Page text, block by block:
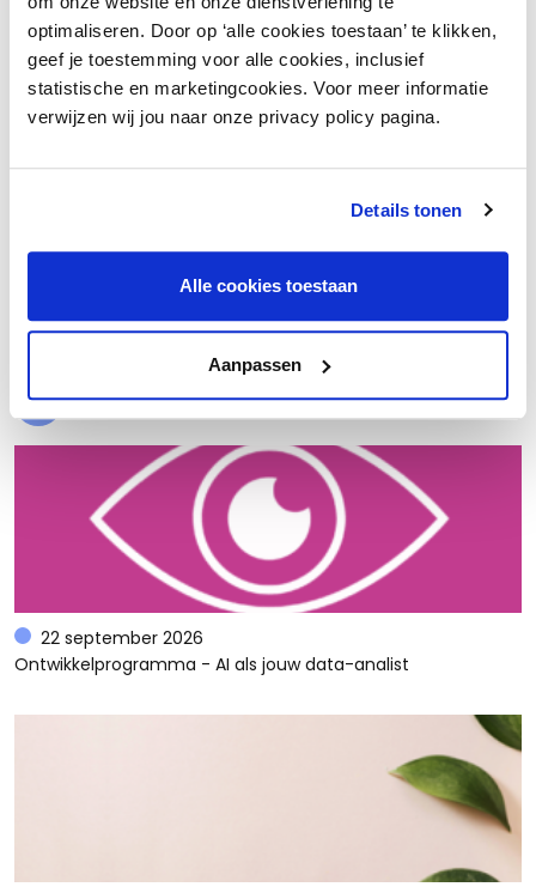
optimaliseren. Door op ‘alle cookies toestaan’ te klikken,
geef je toestemming voor alle cookies, inclusief
statistische en marketingcookies. Voor meer informatie
verwijzen wij jou naar onze privacy policy pagina.
Details tonen
Alle cookies toestaan
Aanpassen
Laad meer
Evenementen
22 september 2026
Ontwikkelprogramma - AI als jouw data-analist